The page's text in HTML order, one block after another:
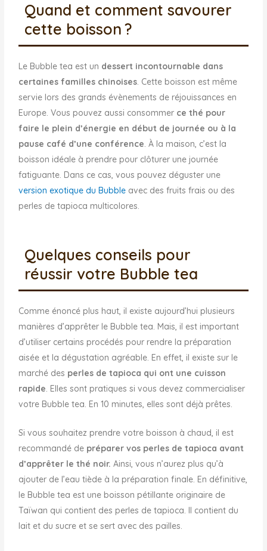
Quand et comment savourer
cette boisson ?
Le Bubble tea est un dessert incontournable dans
certaines familles chinoises. Cette boisson est même
servie lors des grands évènements de réjouissances en
Europe. Vous pouvez aussi consommer ce thé pour
faire le plein d’énergie en début de journée ou à la
pause café d’une conférence. À la maison, c’est la
boisson idéale à prendre pour clôturer une journée
fatiguante. Dans ce cas, vous pouvez déguster une
version exotique du Bubble avec des fruits frais ou des
perles de tapioca multicolores.
Quelques conseils pour
réussir votre Bubble tea
Comme énoncé plus haut, il existe aujourd’hui plusieurs
manières d’apprêter le Bubble tea. Mais, il est important
d’utiliser certains procédés pour rendre la préparation
aisée et la dégustation agréable. En effet, il existe sur le
marché des perles de tapioca qui ont une cuisson
rapide. Elles sont pratiques si vous devez commercialiser
votre Bubble tea. En 10 minutes, elles sont déjà prêtes.
Si vous souhaitez prendre votre boisson à chaud, il est
recommandé de préparer vos perles de tapioca avant
d’apprêter le thé noir.Ainsi, vous n’aurez plus qu’à
ajouter de l’eau tiède à la préparation finale. En définitive,
le Bubble tea est une boisson pétillante originaire de
Taïwan qui contient des perles de tapioca. Il contient du
lait et du sucre et se sert avec des pailles.